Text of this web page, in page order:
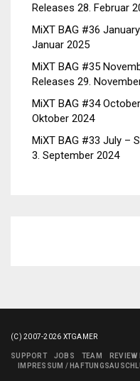
Releases 28. Februar
MiXT BAG #36
Januar 2025
MiXT BAG #35
Releases 29.
MiXT BAG #34
Oktober 2024
MiXT BAG #33 July –
3. September 2024
(C) 2007-2026 XTGAMER
SUPPORT JOBS TEAM
REVIEW
IMPRESSUM /